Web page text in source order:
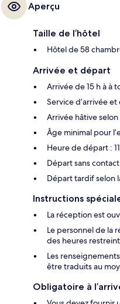
Aperçu
Taille de l’hôtel
Hôtel de 58
Arrivée et départ
Arrivée de 15 h à à
Service d’arrivée
Arrivée hâtive
Âge minimal pour
Heure de départ :
Départ sans
Départ tardif selon
Instructions
La réception est
Le personnel de la
des heures
Les
être traduits au
Obligatoire à